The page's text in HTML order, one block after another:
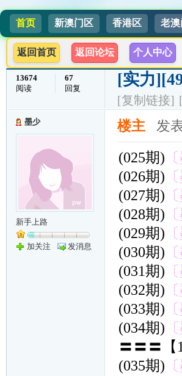
首页 新澳门区 香港区 老
返回首页 返回论坛 个人中心
13674
阅读
67
回复
[实力]
[复制链接]
墨少
新手上路
加关注 发消息
楼主 发
(025期)
(026期)
(027期)
(028期)
(029期)
(030期)
(031期)
(032期)
(033期)
(034期)
〓〓〓【
(035期)